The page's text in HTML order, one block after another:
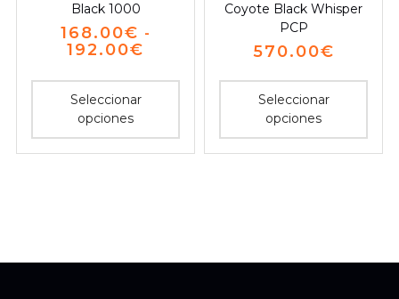
Black 1000
168.00€ -
192.00€
Seleccionar
opciones
Coyote Black Whisper
PCP
570.00€
Seleccionar
opciones